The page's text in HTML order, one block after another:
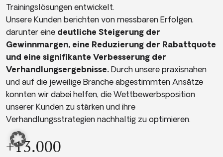
Trainingslösungen entwickelt.
Unsere Kunden berichten von messbaren Erfolgen,
darunter eine deutliche Steigerung der
Gewinnmargen, eine Reduzierung der Rabattquote
und eine signifikante Verbesserung der
Verhandlungsergebnisse. Durch unsere praxisnahen
und auf die jeweilige Branche abgestimmten Ansätze
konnten wir dabei helfen, die Wettbewerbsposition
unserer Kunden zu stärken und ihre
Verhandlungsstrategien nachhaltig zu optimieren.
+13.000